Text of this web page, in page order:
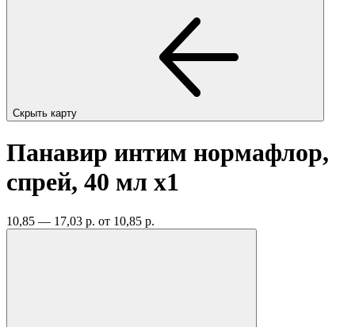
Скрыть карту
Панавир интим нормафлор,
спрей, 40 мл x1
10,85 — 17,03 р. от 10,85 р.